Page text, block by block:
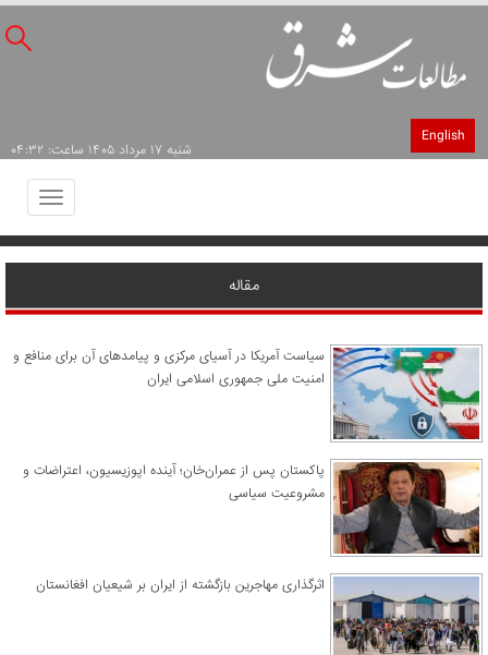
English
شنبه ۱۷ مرداد ۱۴۰۵ ساعت: ۰۴:۳۲
Toggle
مقاله
سیاست آمریکا در آسیای مرکزی و پیامدهای آن برای منافع و
امنیت ملی جمهوری اسلامی ایران
پاکستان پس از عمران‌خان؛ آینده اپوزیسیون، اعتراضات و
مشروعیت سیاسی
اثرگذاری مهاجرین بازگشته از ایران بر شیعیان افغانستان